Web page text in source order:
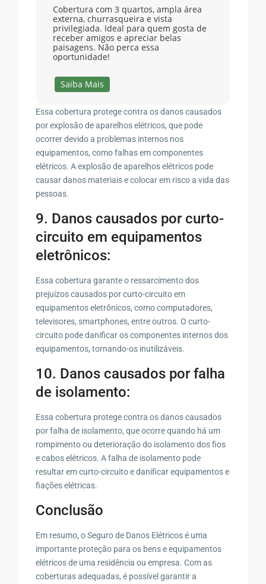
Cobertura com 3 quartos, ampla área
externa, churrasqueira e vista
privilegiada. Ideal para quem gosta de
receber amigos e apreciar belas
paisagens. Não perca essa
oportunidade!
Saiba Mais
Essa cobertura protege contra os danos causados
por explosão de aparelhos elétricos, que pode
ocorrer devido a problemas internos nos
equipamentos, como falhas em componentes
elétricos. A explosão de aparelhos elétricos pode
causar danos materiais e colocar em risco a vida das
pessoas.
9. Danos causados por curto-
circuito em equipamentos
eletrônicos:
Essa cobertura garante o ressarcimento dos
prejuízos causados por curto-circuito em
equipamentos eletrônicos, como computadores,
televisores, smartphones, entre outros. O curto-
circuito pode danificar os componentes internos dos
equipamentos, tornando-os inutilizáveis.
10. Danos causados por falha
de isolamento:
Essa cobertura protege contra os danos causados
por falha de isolamento, que ocorre quando há um
rompimento ou deterioração do isolamento dos fios
e cabos elétricos. A falha de isolamento pode
resultar em curto-circuito e danificar equipamentos e
fiações elétricas.
Conclusão
Em resumo, o Seguro de Danos Elétricos é uma
importante proteção para os bens e equipamentos
elétricos de uma residência ou empresa. Com as
coberturas adequadas, é possível garantir a